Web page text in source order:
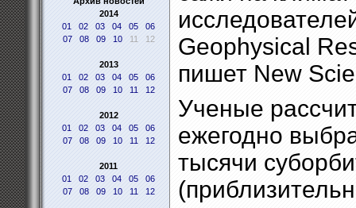
2014
01
02 03 04 05
06
07
08 09 10 11 12
2013
01
02 03 04 05
06
07
08 09 10 11 12
2012
01
02 03 04 05
06
07
08 09 10 11 12
2011
01
02 03 04 05
06
07
08 09 10 11 12
Geophysical
пишет New
Ученые
ежегодно
тысячи